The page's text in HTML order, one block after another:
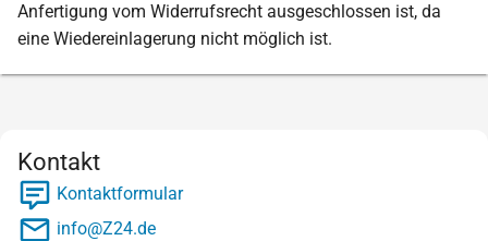
Anfertigung vom Widerrufsrecht ausgeschlossen ist, da
eine Wiedereinlagerung nicht möglich ist.
Kontakt
Kontaktformular
info@Z24.de